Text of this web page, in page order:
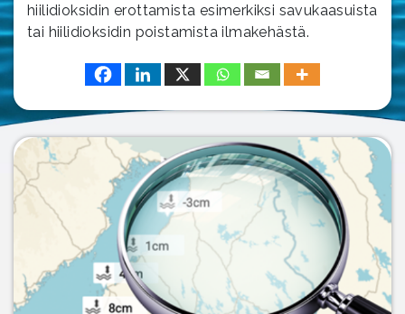
hiilidioksidin erottamista esimerkiksi savukaasuista
tai hiilidioksidin poistamista ilmakehästä.